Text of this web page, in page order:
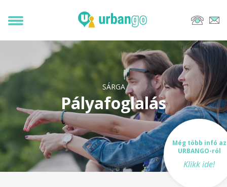
SÁRGA
Pályafoglalás
Még több infó az
URBANGO-ról
Klikk ide!